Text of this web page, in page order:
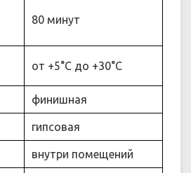
80 минут
от +5°C до +30°C
финишная
гипсовая
внутри помещений